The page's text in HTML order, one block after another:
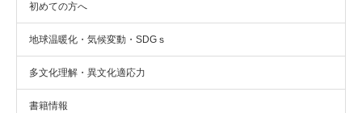
初めての方へ
地球温暖化・気候変動・SDGｓ
多文化理解・異文化適応力
書籍情報